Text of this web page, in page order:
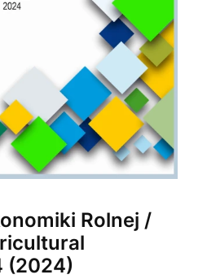
Rolnej /
(2024)